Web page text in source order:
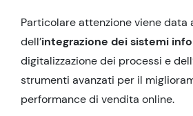
Particolare attenzione viene data
dell’integrazione dei sistemi
digitalizzazione dei processi e
strumenti avanzati per il
performance di vendita online.